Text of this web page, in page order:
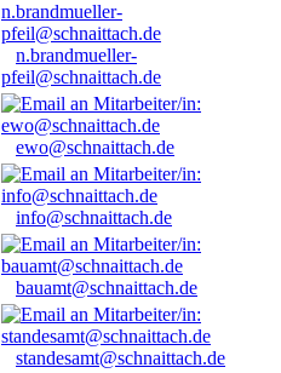
n.brandmueller-
pfeil@schnaittach.de
ewo@schnaittach.de
info@schnaittach.de
bauamt@schnaittach.de
standesamt@schnaittach.de